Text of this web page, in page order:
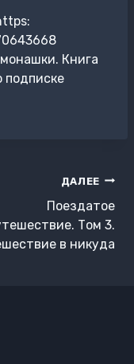
Книга
подписке
ДАЛЕЕ
Поездатое
Том 3.
в никуда